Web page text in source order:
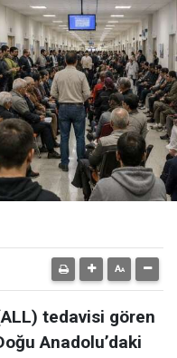
tedavisi gören
Anadolu’daki